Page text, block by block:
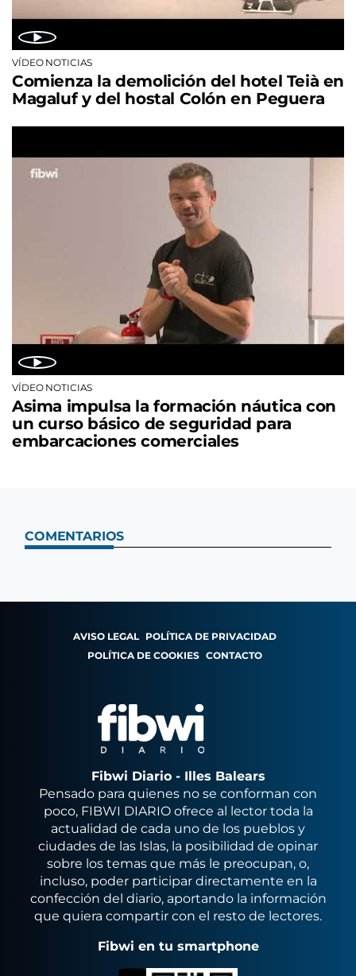
VÍDEO NOTICIAS
Comienza la demolición del hotel Teià en
Magaluf y del hostal Colón en Peguera
VÍDEO NOTICIAS
Asima impulsa la formación náutica con
un curso básico de seguridad para
embarcaciones comerciales
COMENTARIOS
AVISO LEGAL POLÍTICA DE PRIVACIDAD
POLÍTICA DE COOKIES CONTACTO
Fibwi Diario - Illes Balears
Pensado para quienes no se conforman con
poco, FIBWI DIARIO ofrece al lector toda la
actualidad de cada uno de los pueblos y
ciudades de las Islas, la posibilidad de opinar
sobre los temas que más le preocupan, o,
incluso, poder participar directamente en la
confección del diario, aportando la información
que quiera compartir con el resto de lectores.
Fibwi en tu smartphone